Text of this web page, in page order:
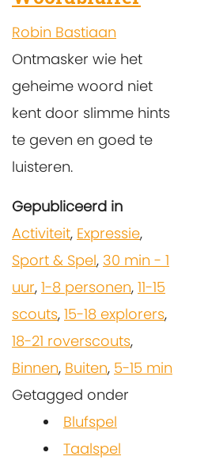
Robin Bastiaan
Ontmasker wie het
geheime woord niet
kent door slimme hints
te geven en goed te
luisteren.
Gepubliceerd in
Activiteit, Expressie,
Sport & Spel, 30 min - 1
uur, 1-8 personen, 11-15
scouts, 15-18 explorers,
18-21 roverscouts,
Binnen, Buiten, 5-15 min
Getagged onder
Blufspel
Taalspel